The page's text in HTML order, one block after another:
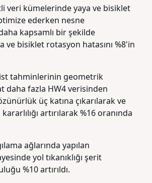
veri kümelerinde yaya ve bisiklet
ederken nesne
kapsamlı bir şekilde
ve bisiklet rotasyon hatasını %8'in
tahminlerinin geometrik
daha fazla HW4 verisinden
üç katına çıkarılarak ve
artırılarak %16 oranında
ağlarında yapılan
yol tıkanıklığı şerit
%10 artırıldı.